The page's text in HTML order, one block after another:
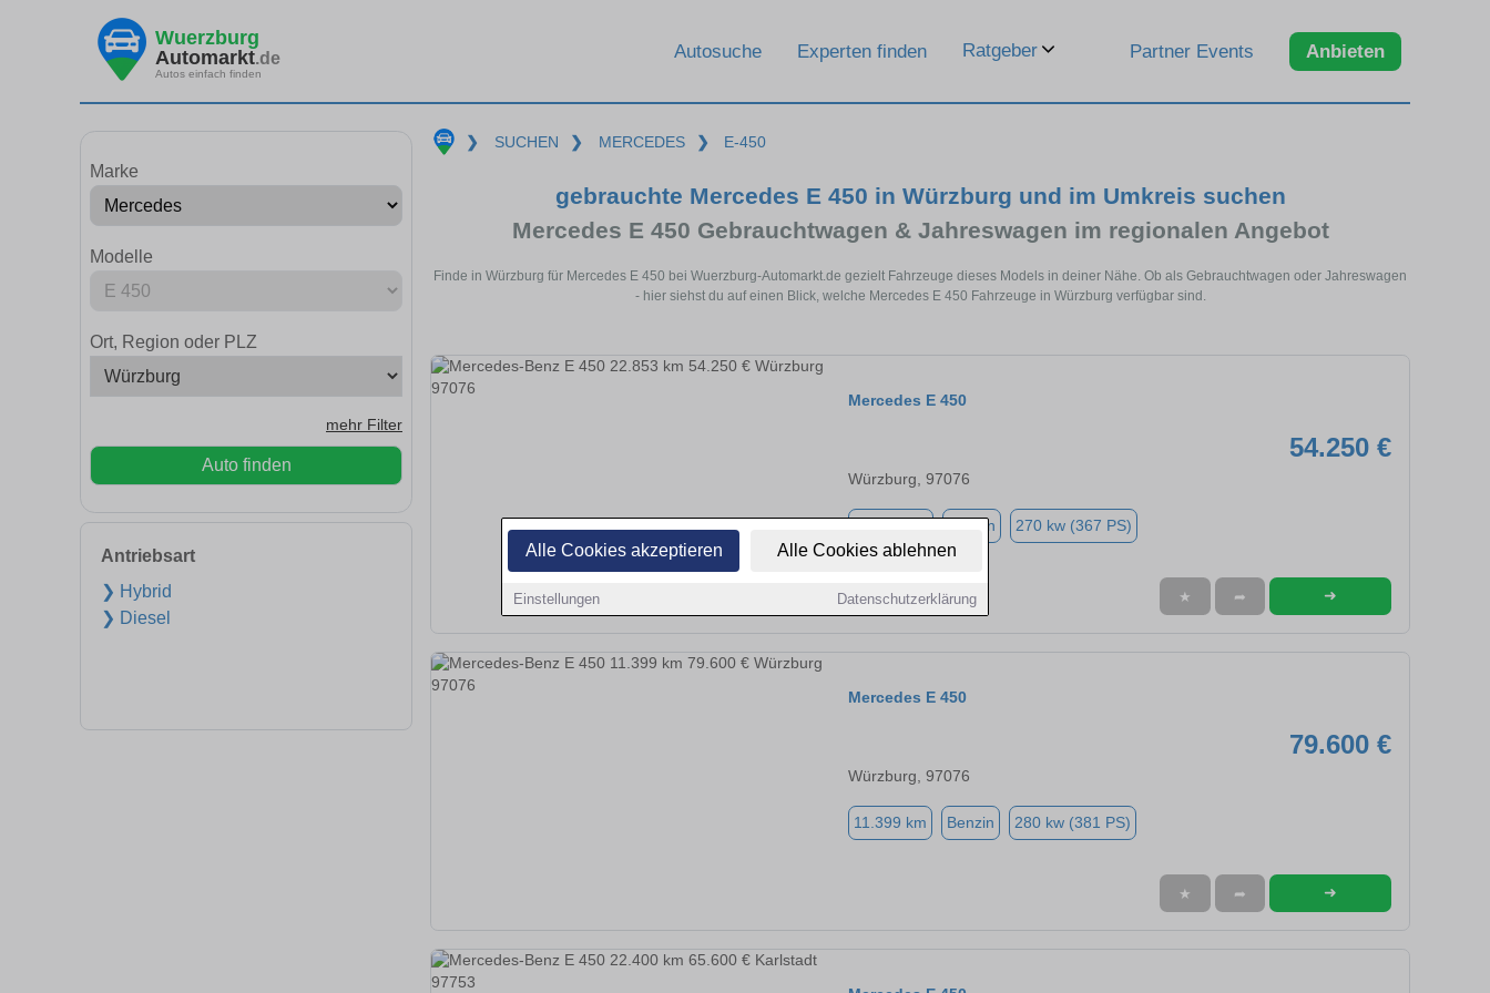
Alle Cookies akzeptieren Alle Cookies ablehnen
Einstellungen Datenschutzerklärung
Wuerzburg
Automarkt.de
Autos einfach finden
Autosuche Experten finden Ratgeber Partner Events Anbieten
Marke
Modelle
Ort, Region oder PLZ
mehr Filter
Auto finden
Antriebsart
❯ Hybrid
❯ Diesel
❯ SUCHEN ❯ MERCEDES ❯ E-450
gebrauchte Mercedes E 450 in Würzburg und im Umkreis suchen
Mercedes E 450 Gebrauchtwagen & Jahreswagen im regionalen Angebot
Finde in Würzburg für Mercedes E 450 bei Wuerzburg-Automarkt.de gezielt Fahrzeuge dieses Models in deiner Nähe. Ob als Gebrauchtwagen oder Jahreswagen
- hier siehst du auf einen Blick, welche Mercedes E 450 Fahrzeuge in Würzburg verfügbar sind.
Mercedes E 450
54.250 €
Würzburg, 97076
Benzin 270 kw (367 PS)
★ ➦ ➜
Mercedes E 450
79.600 €
Würzburg, 97076
11.399 km Benzin 280 kw (381 PS)
★ ➦ ➜